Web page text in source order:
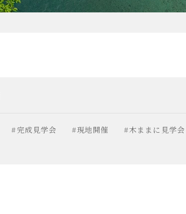
#完成見学会 #現地開催 #木ままに見学会